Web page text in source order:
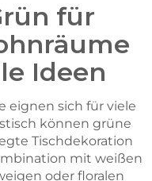
für
Ideen
eignen sich für viele
können grüne
Tischdekoration
mit weißen
oder floralen